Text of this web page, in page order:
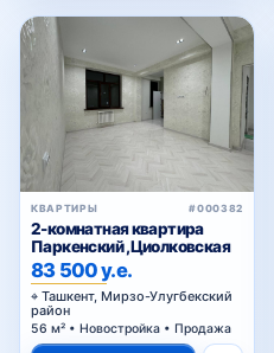
Циолковского
Шахриобод
Шукур Бурханов
Ялангач
КВАРТИРЫ #000382
2-комнатная квартира
Паркенский ,Циолковская
83 500 у.е.
Ташкент, Мирзо-Улугбекский
район
56 м² • Новостройка • Продажа